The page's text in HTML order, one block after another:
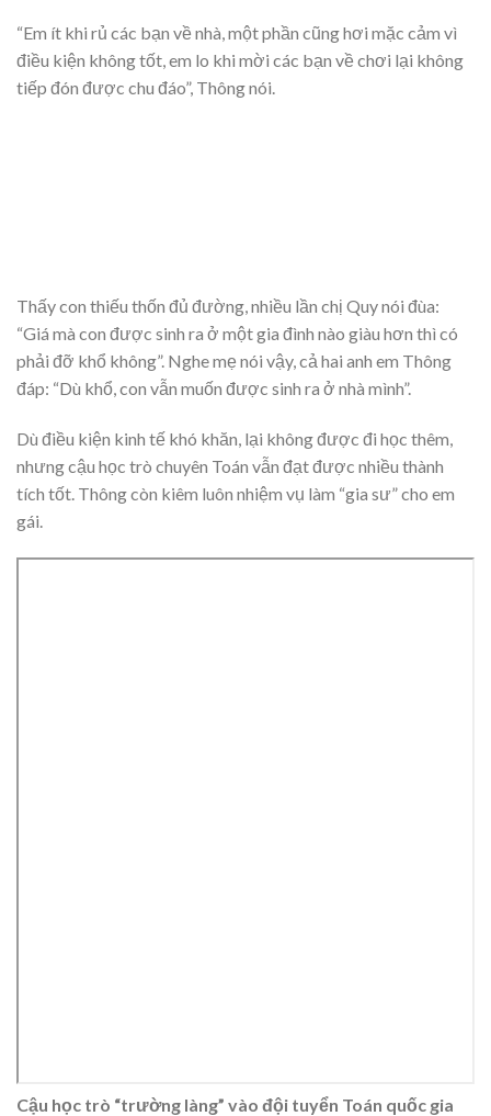
“Em ít khi rủ các bạn về nhà, một phần cũng hơi mặc cảm vì
điều kiện không tốt, em lo khi mời các bạn về chơi lại không
tiếp đón được chu đáo”, Thông nói.
Thấy con thiếu thốn đủ đường, nhiều lần chị Quy nói đùa:
“Giá mà con được sinh ra ở một gia đình nào giàu hơn thì có
phải đỡ khổ không”. Nghe mẹ nói vậy, cả hai anh em Thông
đáp: “Dù khổ, con vẫn muốn được sinh ra ở nhà mình”.
Dù điều kiện kinh tế khó khăn, lại không được đi học thêm,
nhưng cậu học trò chuyên Toán vẫn đạt được nhiều thành
tích tốt. Thông còn kiêm luôn nhiệm vụ làm “gia sư” cho em
gái.
Cậu học trò “trường làng” vào đội tuyển Toán quốc gia